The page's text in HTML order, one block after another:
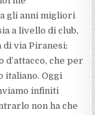
gli anni migliori
a livello di club,
di via Piranesi;
che per
italiano. Oggi
infiniti
non ha che